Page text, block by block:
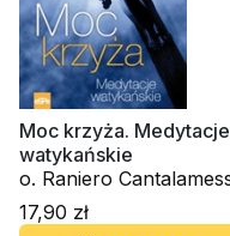
Moc krzyża. Medytacje
watykańskie
o. Raniero Cantalamessa
OFM Cap.
17,90 zł